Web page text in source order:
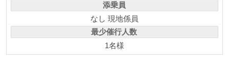
添乗員
なし 現地係員
最少催行人数
1名様